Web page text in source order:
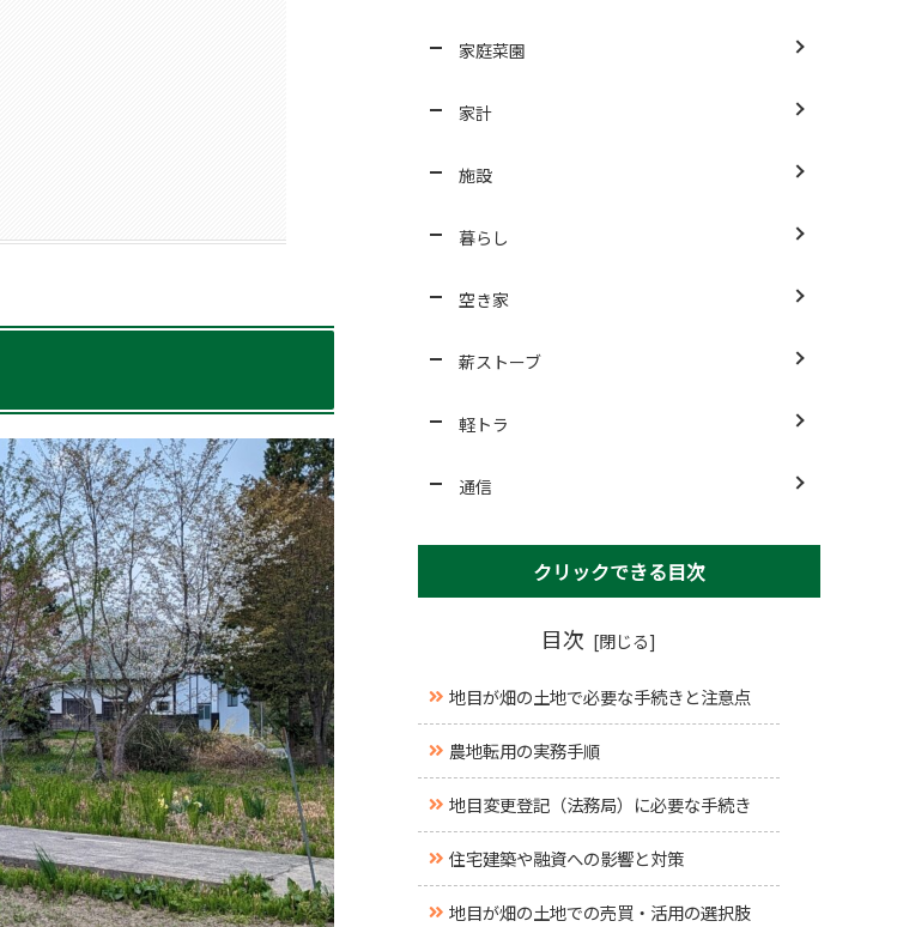
家庭菜園
家計
施設
暮らし
空き家
薪ストーブ
軽トラ
通信
クリックできる目次
目次
地目が畑の土地で必要な手続きと注意点
農地転用の実務手順
地目変更登記（法務局）に必要な手続き
住宅建築や融資への影響と対策
地目が畑の土地での売買・活用の選択肢